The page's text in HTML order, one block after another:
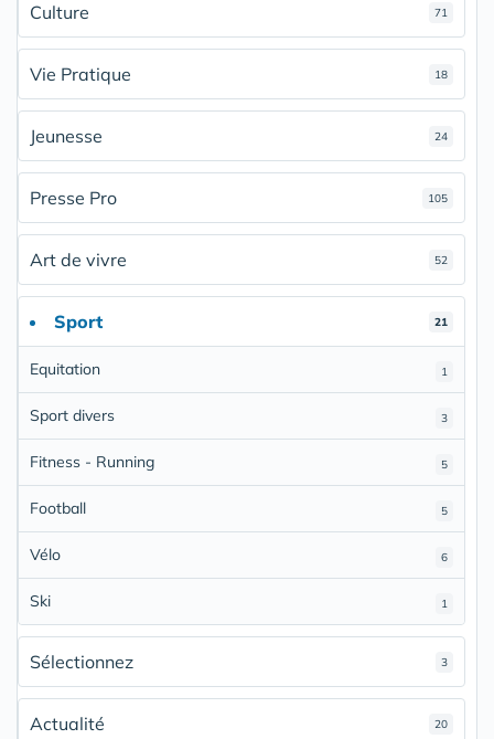
Culture 71
Vie Pratique 18
Jeunesse 24
Presse Pro 105
Art de vivre 52
Sport 21
Equitation 1
Sport divers 3
Fitness - Running 5
Football 5
Vélo 6
Ski 1
Sélectionnez 3
Actualité 20